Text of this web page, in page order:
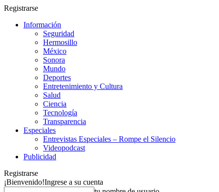
Registrarse
Información
Seguridad
Hermosillo
México
Sonora
Mundo
Deportes
Entretenimiento y Cultura
Salud
Ciencia
Tecnología
Transparencia
Especiales
Entrevistas Especiales – Rompe el Silencio
Videopodcast
Publicidad
Registrarse
¡Bienvenido!Ingrese a su cuenta